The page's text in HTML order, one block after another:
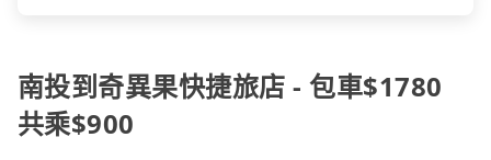
南投到奇異果快捷旅店 - 包車$1780
共乘$900